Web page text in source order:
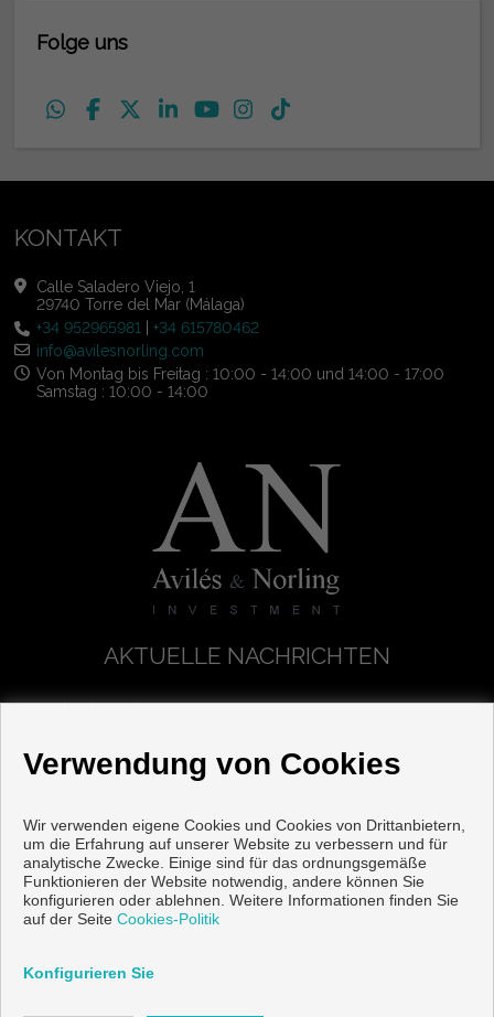
Folge uns
KONTAKT
Calle Saladero Viejo, 1
29740 Torre del Mar (Málaga)
+34 952965981
|+34 615780462
info@avilesnorling.com
Von Montag bis Freitag : 10:00 - 14:00 und 14:00 - 17:00
Samstag : 10:00 - 14:00
AKTUELLE NACHRICHTEN
11/08/2025| Die 5 gefragtesten Lagen für den Kauf einer
11/08/2025| Kompletter Leitfaden zum Kauf einer
08/08/2025| Neubau in Torre del Mar 2025: Projekte, Lagen
und Preise ab 199.000 €
datenschutzgesetz
Verwendung von Cookies
Wir verwenden eigene Cookies und Cookies von Drittanbietern,
um die Erfahrung auf unserer Website zu verbessern und für
analytische Zwecke. Einige sind für das ordnungsgemäße
Funktionieren der Website notwendig, andere können Sie
konfigurieren oder ablehnen. Weitere Informationen finden Sie
auf der Seite Cookies-Politik
Konfigurieren Sie